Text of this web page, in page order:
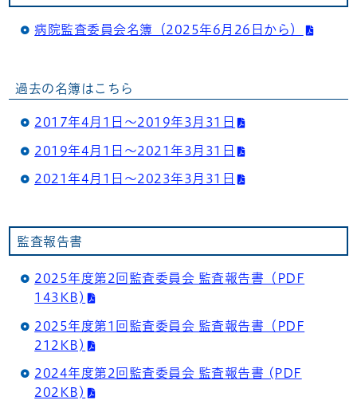
病院監査委員会名簿（2025年6月26日から）
過去の名簿はこちら
2017年4月1日～2019年3月31日
2019年4月1日～2021年3月31日
2021年4月1日～2023年3月31日
監査報告書
2025年度第2回監査委員会 監査報告書（PDF
143KB)
2025年度第1回監査委員会 監査報告書（PDF
212KB)
2024年度第2回監査委員会 監査報告書 (PDF
202KB)